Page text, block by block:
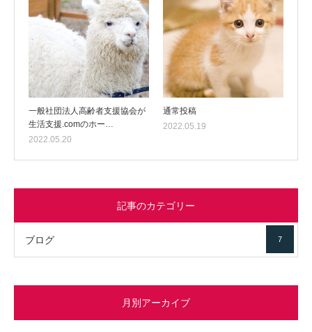
一般社団法人高齢者支援協会が
生活支援.comのホー…
2022.05.20
通常投稿
2022.05.19
記事のカテゴリー
ブログ 7
月別アーカイブ